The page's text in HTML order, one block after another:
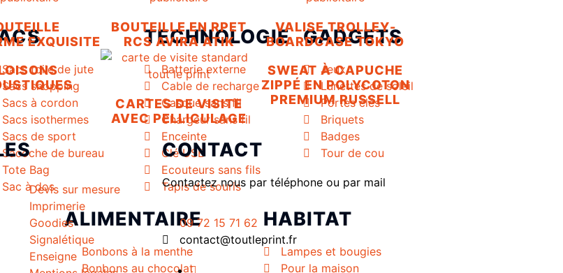
Sacs toile de jute
Sacs shopping
Sacs à cordon
Sacs isothermes
Sacs de sport
Sacoche de bureau
Tote Bag
Sac à dos
TECHNOLOGIE
Batterie externe
Cable de recharge
Casque sans fil
Chargeur sans fil
Enceinte
Clé USB
Ecouteurs sans fils
Tapis de souris
GADGETS
Jeux
Lunettes de soleil
Portes clés
Briquets
Badges
Tour de cou
ALIMENTAIRE
Bonbons à la menthe
Bonbons au chocolat
HABITAT
Lampes et bougies
Pour la maison
EXQUISITE
BOUTEILLE EN RPET
RCS AVIRA ATIK
VALISE TROLLEY-
BOARDCASE TOKYO
CARTES DE VISITE
AVEC PELLICULAGE
SWEAT À CAPUCHE
ZIPPÉ EN POLYCOTON
PREMIUM RUSSELL
Devis sur mesure
Imprimerie
Goodies
Signalétique
Enseigne
CONTACT
Contactez nous par téléphone ou par mail
09 72 15 71 62
contact@toutleprint.fr